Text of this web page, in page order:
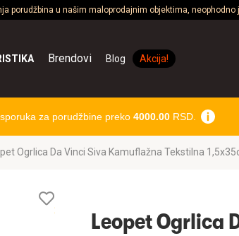
porudžbina u našim maloprodajnim objektima,
Brendovi Blog Akcija!
za porudžbine preko 4000.00RSD.
Ogrlica Da Vinci Siva Kamuflažna Tekstilna
želja
Leopet Ogrlica